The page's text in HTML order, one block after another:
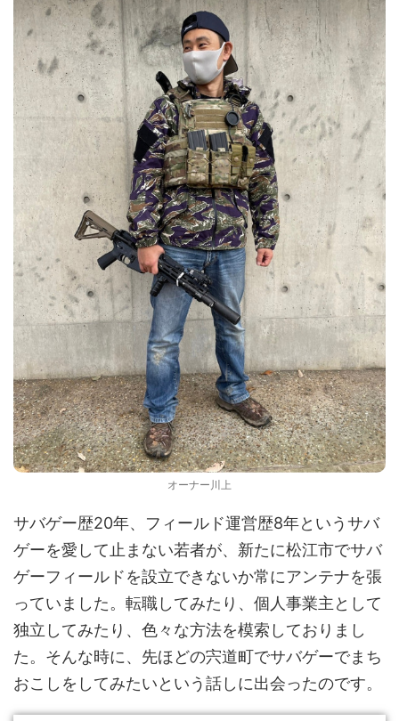
オーナー川上
サバゲー歴20年、フィールド運営歴8年というサバ
ゲーを愛して止まない若者が、新たに松江市でサバ
ゲーフィールドを設立できないか常にアンテナを張
っていました。転職してみたり、個人事業主として
独立してみたり、色々な方法を模索しておりまし
た。そんな時に、先ほどの宍道町でサバゲーでまち
おこしをしてみたいという話しに出会ったのです。